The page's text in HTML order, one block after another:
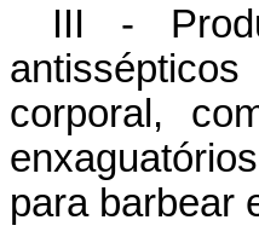
III -
corporal,
para barbear